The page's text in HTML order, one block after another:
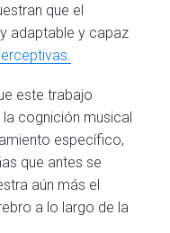
que el
adaptable y capaz
este trabajo
cognición musical
específico,
que antes se
aún más el
a lo largo de la